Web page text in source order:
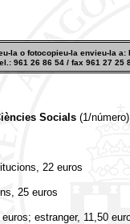
la o fotocopieu-la envieu-la
961 26 86 54 / fax 961 27 25
Socials (1/
22 euros
25 euros
estranger, 11,50